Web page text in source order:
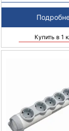
Купить в 1